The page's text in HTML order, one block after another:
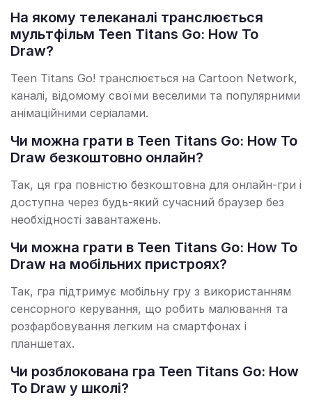
На якому телеканалі транслюється
мультфільм Teen Titans Go: How To
Draw?
Teen Titans Go! транслюється на Cartoon Network,
каналі, відомому своїми веселими та популярними
анімаційними серіалами.
Чи можна грати в Teen Titans Go: How To
Draw безкоштовно онлайн?
Так, ця гра повністю безкоштовна для онлайн-гри і
доступна через будь-який сучасний браузер без
необхідності завантажень.
Чи можна грати в Teen Titans Go: How To
Draw на мобільних пристроях?
Так, гра підтримує мобільну гру з використанням
сенсорного керування, що робить малювання та
розфарбовування легким на смартфонах і
планшетах.
Чи розблокована гра Teen Titans Go: How
To Draw у школі?